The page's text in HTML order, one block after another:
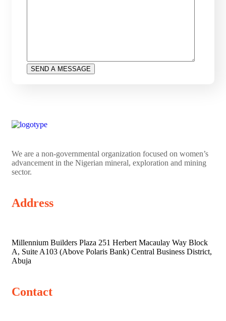
We are a non-governmental organization focused on women’s
advancement in the Nigerian mineral, exploration and mining
sector.
Address
Millennium Builders Plaza 251 Herbert Macaulay Way Block
A, Suite A103 (Above Polaris Bank) Central Business District,
Abuja
Contact